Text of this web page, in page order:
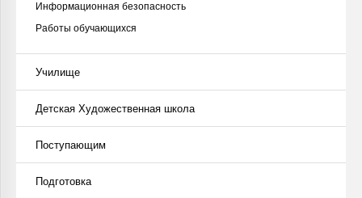
Информационная безопасность
Работы обучающихся
Училище
Детская Художественная школа
Поступающим
Подготовка